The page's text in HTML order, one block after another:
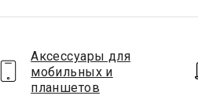
Аксессуары для
мобильных и
планшетов